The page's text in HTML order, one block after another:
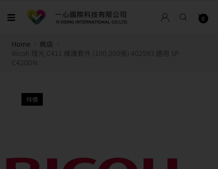
0
Home
商店
Ricoh 理光 C411 維護套件 (100,000張) 402593 適用 SP
C420DN
特價